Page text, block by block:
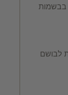
בבשמות
לבושם